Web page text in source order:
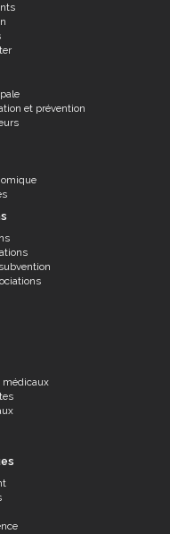
et prévention
médicaux